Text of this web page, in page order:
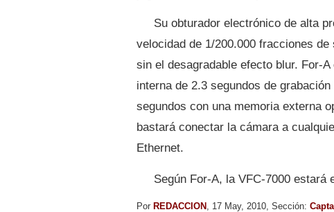
Su obturador electrónico de alta
velocidad de 1/200.000 fracciones
sin el desagradable efecto blur. For-
interna de 2.3 segundos de
segundos con una memoria externa
bastará conectar la cámara a
Ethernet.
Según For-A, la VFC-7000 estará
Por REDACCION , 17 May, 2010, Sección: